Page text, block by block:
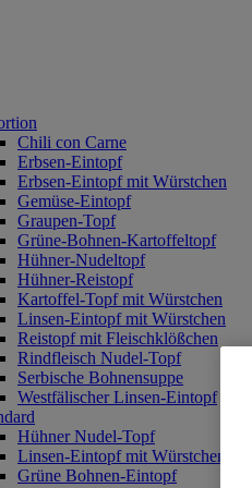
Chili con Carne
Erbsen-Eintopf
Erbsen-Eintopf mit Würstchen
Gemüse-Eintopf
Graupen-Topf
Grüne-Bohnen-Kartoffeltopf
Hühner-Nudeltopf
Hühner-Reistopf
Kartoffel-Topf mit Würstchen
Linsen-Eintopf mit Würstchen
Reistopf mit Fleischklößchen
Rindfleisch Nudel-Topf
Serbische Bohnensuppe
Westfälischer Linsen-Eintopf
Hühner Nudel-Topf
Linsen-Eintopf mit Würstchen
Grüne Bohnen-Eintopf